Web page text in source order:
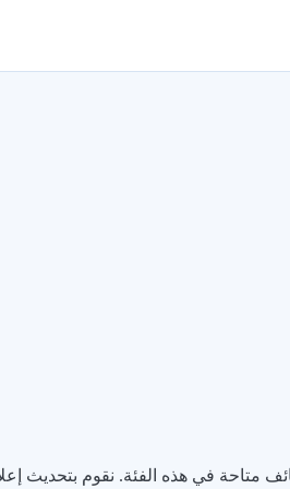
متاحة في هذه الفئة. نقوم بتحديث